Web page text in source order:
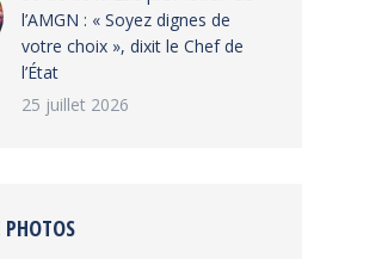
l’AMGN : « Soyez dignes de
votre choix », dixit le Chef de
l’État
25 juillet 2026
PHOTOS